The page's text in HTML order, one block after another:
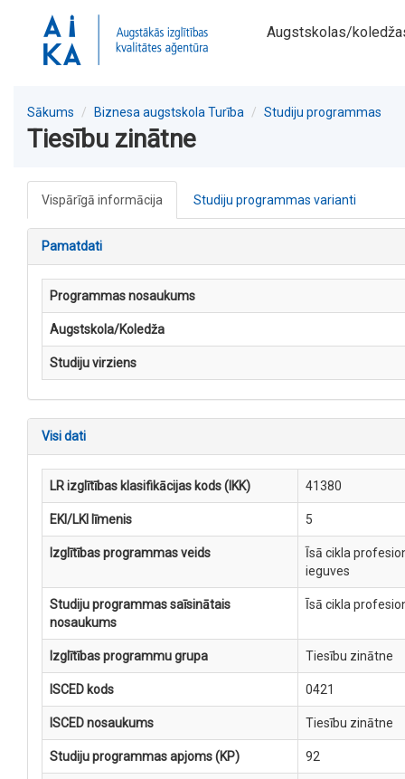
Augstskolas/
Sākums Biznesa augstskola Turība Studiju programmas
Tiesību zinātne
Vispārīgā informācija Studiju programmas varianti
Pamatdati
Programmas nosaukums
Augstskola/Koledža
Studiju virziens
Visi dati
LR izglītības klasifikācijas kods (IKK) 41380
EKI/LKI līmenis 5
Izglītības programmas veids
Īsā cikla
ieguves
Studiju programmas saīsinātais
nosaukums
Īsā cikla
Izglītības programmu grupa Tiesību zinātne
ISCED kods 0421
ISCED nosaukums Tiesību zinātne
Studiju programmas apjoms (KP) 92